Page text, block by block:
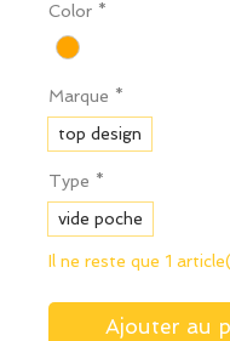
Color *
Marque *
top design
Type *
vide poche
Il ne reste que 1
Ajouter au